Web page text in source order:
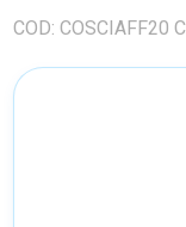
COD: COSCIAFF20